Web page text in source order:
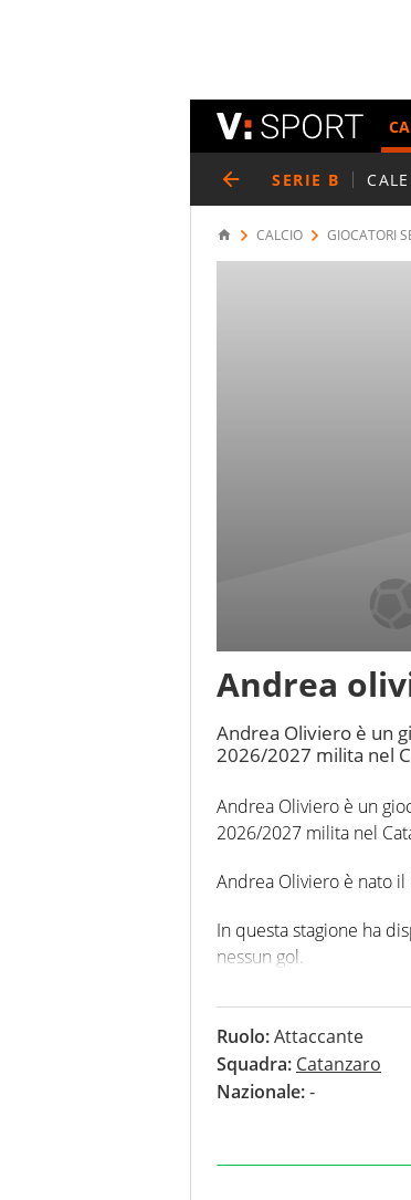
SERIE B
CALCIO GIOCATORI
Andrea
Andrea Oliviero è un
2026/2027 milita nel
Andrea Oliviero è un
2026/2027 milita nel
Andrea Oliviero è nato
In questa stagione ha
nessun gol.
Ruolo:Attaccante
Squadra: Catanzaro
Nazionale:-